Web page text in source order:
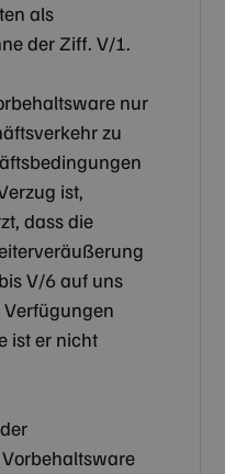
als
der Ziff. V/1.
nur
zu
ist,
dass die
V/6 auf uns
ist er nicht